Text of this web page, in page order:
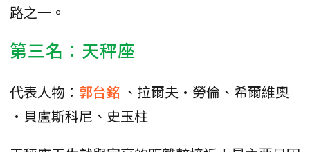
路之一。
第三名：天秤座
代表人物： 郭台銘 、拉爾夫·勞倫、希爾維奧
·貝盧斯科尼、史玉柱